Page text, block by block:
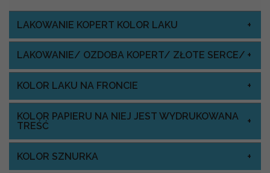
LAKOWANIE KOPERT KOLOR LAKU
LAKOWANIE/ OZDOBA KOPERT/ ZŁOTE SERCE/
KOLOR LAKU NA FRONCIE
KOLOR PAPIERU NA NIEJ JEST WYDRUKOWANA
TREŚĆ
KOLOR SZNURKA